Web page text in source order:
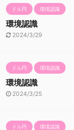
ドル円 環境認識
環境認識
2024/3/29
ドル円 環境認識
環境認識
2024/3/25
ドル円 環境認識